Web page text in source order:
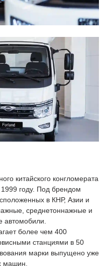
китайского конгломерата
году. Под брендом
в КНР, Азии и
среднетоннажные и
автомобили.
более чем 400
станциями в 50
марки выпущено уже
машин.